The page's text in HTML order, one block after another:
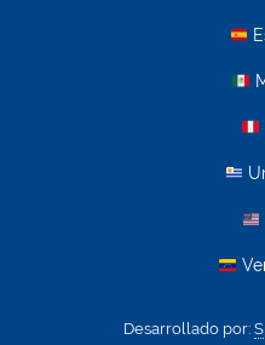
Desarrollado por: